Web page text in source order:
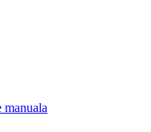
manuala